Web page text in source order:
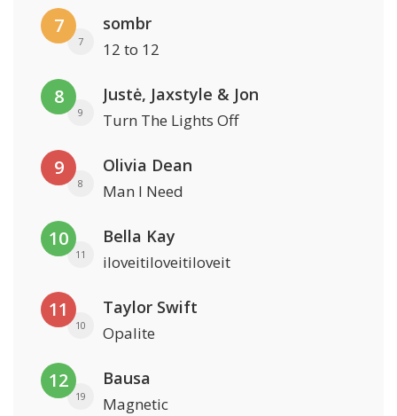
7
7
sombr
12 to 12
8
9
Justė, Jaxstyle & Jon
Turn The Lights Off
9
8
Olivia Dean
Man I Need
10
11
Bella Kay
iloveitiloveitiloveit
11
10
Taylor Swift
Opalite
12
19
Bausa
Magnetic